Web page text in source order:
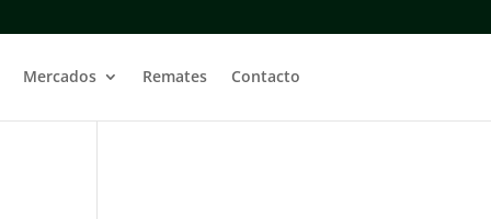
Mercados Remates Contacto